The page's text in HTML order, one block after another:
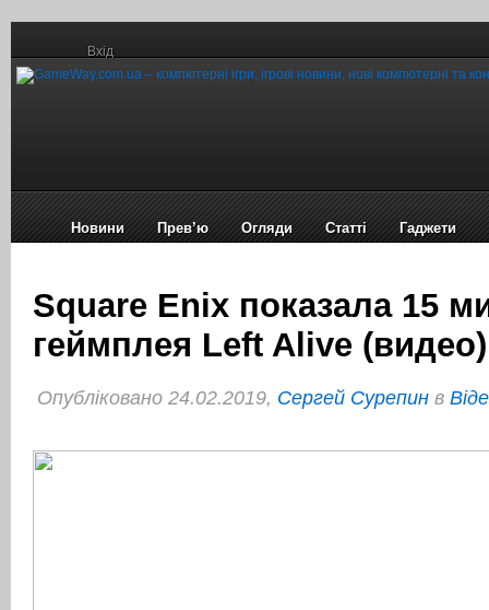
Вхід
Новини Прев’ю Огляди Статті Гаджети
Square Enix показала 15
геймплея Left Alive (видео)
Опубліковано 24.02.2019, Сергей Сурепин в